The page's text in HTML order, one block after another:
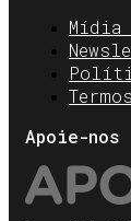
Apoie-nos